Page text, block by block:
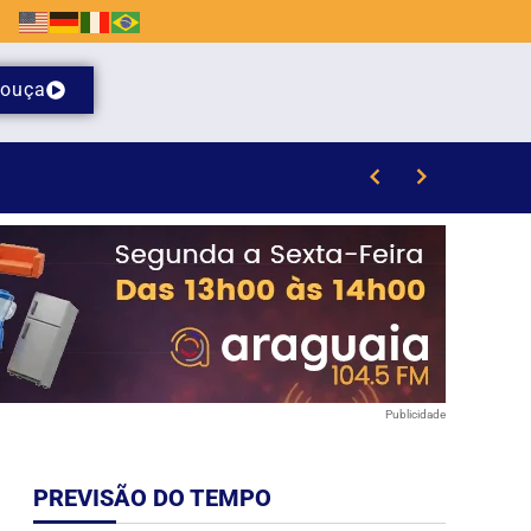
ouça
Brusque
Publicidade
PREVISÃO DO TEMPO